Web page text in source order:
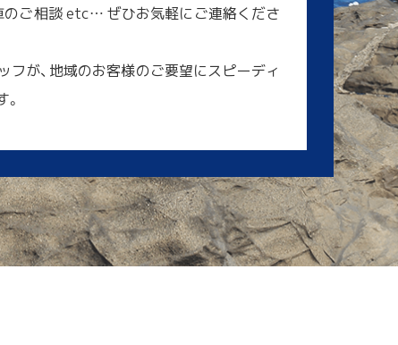
のご相談 etc… ぜひお気軽にご連絡くださ
フが、地域のお客様のご要望にスピーディ